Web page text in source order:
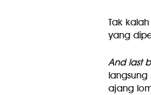
Tak
yang
And last
ajang